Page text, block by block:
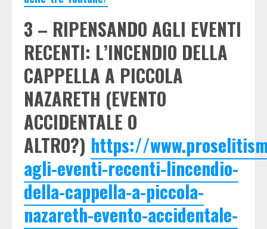
3 – RIPENSANDO AGLI EVENTI
RECENTI: L’INCENDIO DELLA
CAPPELLA A PICCOLA
NAZARETH (EVENTO
ACCIDENTALE O
ALTRO?) https://
agli-eventi-recenti-lincendio-
della-cappella-a-piccola-
nazareth-evento-accidentale-